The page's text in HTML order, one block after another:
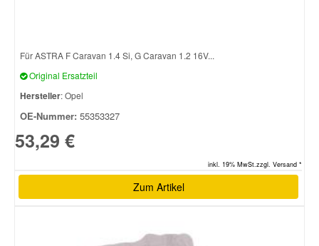
Für ASTRA F Caravan 1.4 Si, G Caravan 1.2 16V...
Original Ersatzteil
Hersteller: Opel
OE-Nummer: 55353327
53,29 €
inkl. 19% MwSt.zzgl. Versand *
Zum Artikel